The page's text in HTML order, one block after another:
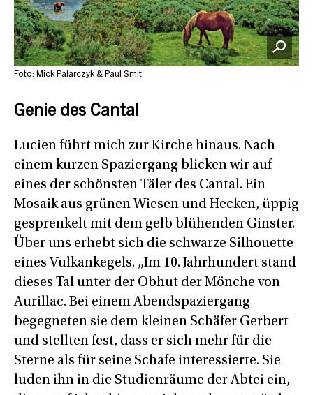
Foto: Mick Palarczyk & Paul Smit
Genie des Cantal
Lucien führt mich zur Kirche hinaus. Nach
einem kurzen Spaziergang blicken wir auf
eines der schönsten Täler des Cantal. Ein
Mosaik aus grünen Wiesen und Hecken, üppig
gesprenkelt mit dem gelb blühenden Ginster.
Über uns erhebt sich die schwarze Silhouette
eines Vulkankegels. „Im 10. Jahrhundert stand
dieses Tal unter der Obhut der Mönche von
Aurillac. Bei einem Abendspaziergang
begegneten sie dem kleinen Schäfer Gerbert
und stellten fest, dass er sich mehr für die
Sterne als für seine Schafe interessierte. Sie
luden ihn in die Studienräume der Abtei ein,